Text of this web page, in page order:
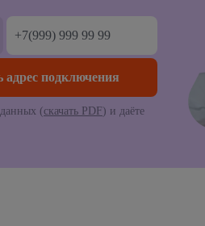
(скачать PDF) и даёте